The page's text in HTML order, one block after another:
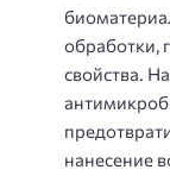
обработки,
свойства.
нанесение